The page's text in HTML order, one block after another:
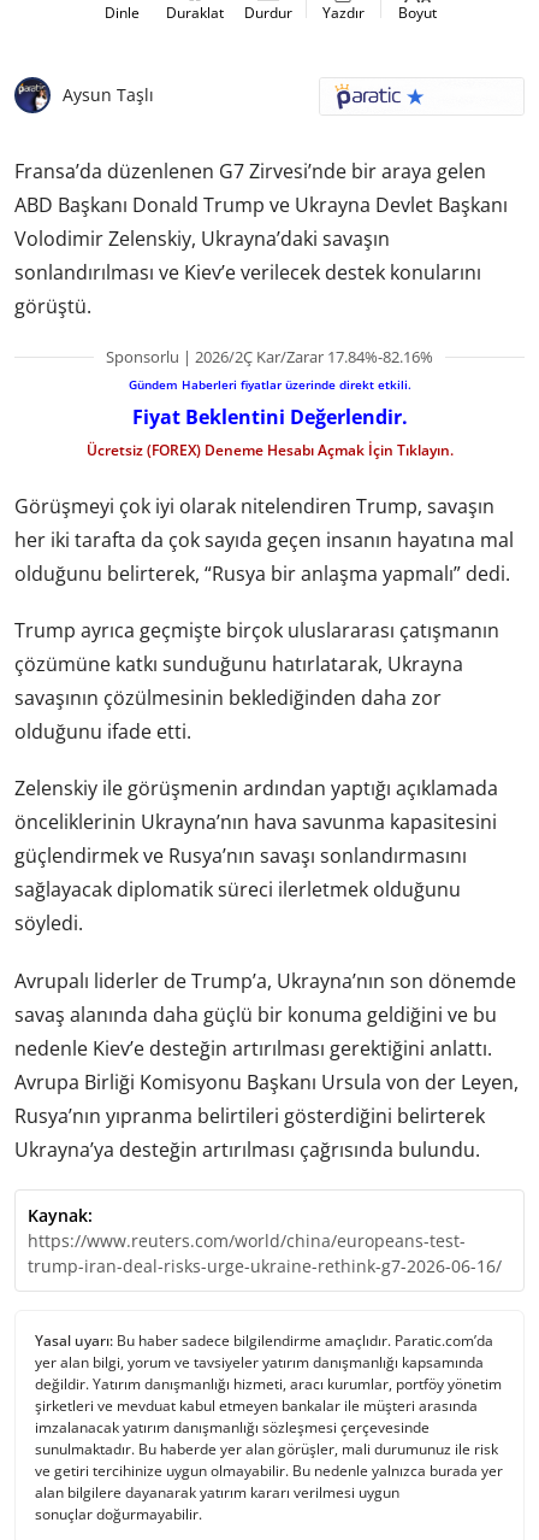
Dinle Duraklat Durdur Yazdır Boyut
Aysun Taşlı
Fransa’da düzenlenen G7 Zirvesi’nde bir araya gelen
ABD Başkanı Donald Trump ve Ukrayna Devlet Başkanı
Volodimir Zelenskiy, Ukrayna’daki savaşın
sonlandırılması ve Kiev’e verilecek destek konularını
görüştü.
Sponsorlu | 2026/2Ç Kar/Zarar 17.84%-82.16%
Gündem Haberleri fiyatlar üzerinde direkt etkili.
Fiyat Beklentini Değerlendir.
Ücretsiz (FOREX) Deneme Hesabı Açmak İçin Tıklayın.
Görüşmeyi çok iyi olarak nitelendiren Trump, savaşın
her iki tarafta da çok sayıda geçen insanın hayatına mal
olduğunu belirterek, “Rusya bir anlaşma yapmalı” dedi.
Trump ayrıca geçmişte birçok uluslararası çatışmanın
çözümüne katkı sunduğunu hatırlatarak, Ukrayna
savaşının çözülmesinin beklediğinden daha zor
olduğunu ifade etti.
Zelenskiy ile görüşmenin ardından yaptığı açıklamada
önceliklerinin Ukrayna’nın hava savunma kapasitesini
güçlendirmek ve Rusya’nın savaşı sonlandırmasını
sağlayacak diplomatik süreci ilerletmek olduğunu
söyledi.
Avrupalı liderler de Trump’a, Ukrayna’nın son dönemde
savaş alanında daha güçlü bir konuma geldiğini ve bu
nedenle Kiev’e desteğin artırılması gerektiğini anlattı.
Avrupa Birliği Komisyonu Başkanı Ursula von der Leyen,
Rusya’nın yıpranma belirtileri gösterdiğini belirterek
Ukrayna’ya desteğin artırılması çağrısında bulundu.
Kaynak:
https://www.reuters.com/world/china/europeans-test-
trump-iran-deal-risks-urge-ukraine-rethink-g7-2026-06-16/
Yasal uyarı: Bu haber sadece bilgilendirme amaçlıdır. Paratic.com’da
yer alan bilgi, yorum ve tavsiyeler yatırım danışmanlığı kapsamında
değildir. Yatırım danışmanlığı hizmeti, aracı kurumlar, portföy yönetim
şirketleri ve mevduat kabul etmeyen bankalar ile müşteri arasında
imzalanacak yatırım danışmanlığı sözleşmesi çerçevesinde
sunulmaktadır. Bu haberde yer alan görüşler, mali durumunuz ile risk
ve getiri tercihinize uygun olmayabilir. Bu nedenle yalnızca burada yer
alan bilgilere dayanarak yatırım kararı verilmesi uygun
sonuçlar doğurmayabilir.